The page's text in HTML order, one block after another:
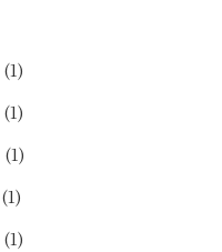
(1)
(1)
(1)
(1)
(1)